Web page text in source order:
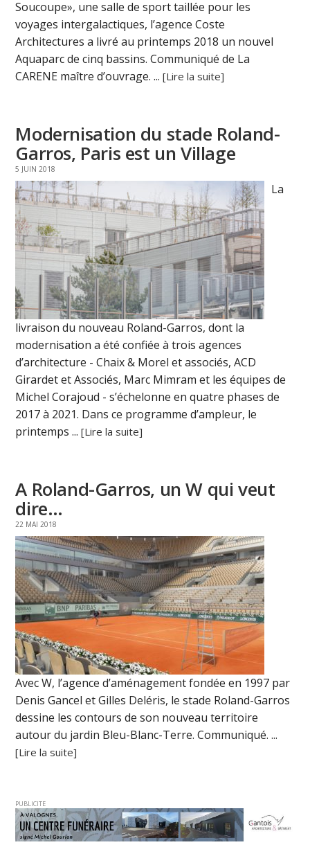
Soucoupe», une salle de sport taillée pour les
voyages intergalactiques, l’agence Coste
Architectures a livré au printemps 2018 un nouvel
Aquaparc de cinq bassins. Communiqué de La
CARENE maître d’ouvrage. ...[Lire la suite]
Modernisation du stade Roland-
Garros, Paris est un Village
5 JUIN 2018
La
livraison du nouveau Roland-Garros, dont la
modernisation a été confiée à trois agences
d’architecture - Chaix & Morel et associés, ACD
Girardet et Associés, Marc Mimram et les équipes de
Michel Corajoud - s’échelonne en quatre phases de
2017 à 2021. Dans ce programme d’ampleur, le
printemps ...[Lire la suite]
A Roland-Garros, un W qui veut
dire…
22 MAI 2018
Avec W, l’agence d’aménagement fondée en 1997 par
Denis Gancel et Gilles Deléris, le stade Roland-Garros
dessine les contours de son nouveau territoire
autour du jardin Bleu-Blanc-Terre. Communiqué. ...
[Lire la suite]
PUBLICITE